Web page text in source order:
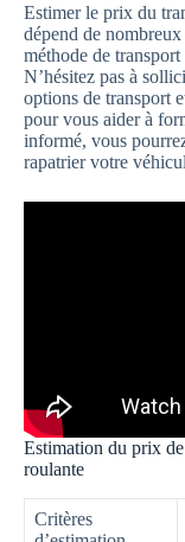
Estimer le prix du
dépend de
méthode de
N’hésitez pas à
options de transport
pour vous aider à
informé, vous
rapatrier votre
Estimation du prix
roulante
Critères